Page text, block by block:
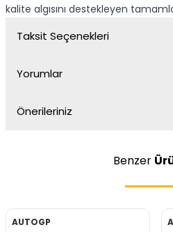
kalite algısını destekleyen
Taksit Seçenekleri
Yorumlar
Önerileriniz
Benzer
AUTOGP